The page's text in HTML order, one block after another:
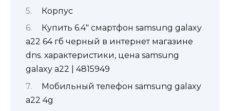
Корпус
Купить 6.4" смартфон samsung galaxy
a22 64 гб черный в интернет магазине
dns. характеристики, цена samsung
galaxy a22 | 4815949
Мобильный телефон samsung galaxy
a22 4g